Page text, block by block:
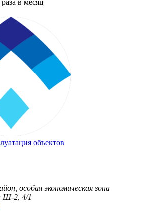
в месяц
объектов
особая экономическая зона
Ш-2, 4/1